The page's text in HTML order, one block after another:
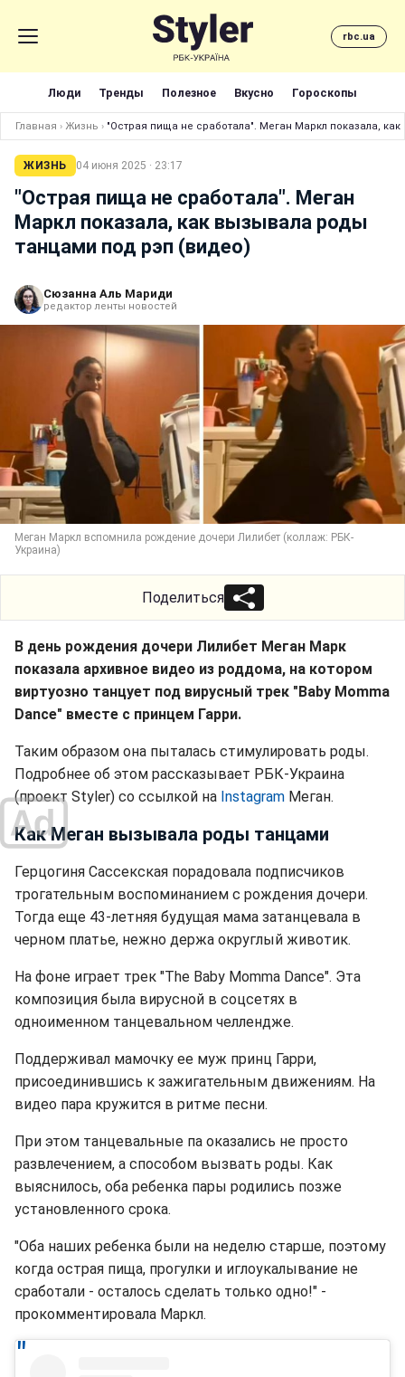
rbc.ua
Люди Тренды Полезное Вкусно Гороскопы
Главная › Жизнь › "Острая пища не сработала". Меган Маркл показала,
ЖИЗНЬ 04 июня 2025 · 23:17
"Острая пища не сработала". Меган
Маркл показала, как вызывала роды
танцами под рэп (видео)
Сюзанна Аль Мариди
редактор ленты новостей
Меган Маркл вспомнила рождение дочери Лилибет (коллаж: РБК-
Украина)
Поделиться
В день рождения дочери Лилибет Меган Марк
показала архивное видео из роддома, на котором
виртуозно танцует под вирусный трек "Baby Momma
Dance" вместе с принцем Гарри.
Таким образом она пыталась стимулировать роды.
Подробнее об этом рассказывает РБК-Украина
(проект Styler) со ссылкой на Instagram Меган.
Как Меган вызывала роды танцами
Герцогиня Сассекская порадовала подписчиков
трогательным воспоминанием с рождения дочери.
Тогда еще 43-летняя будущая мама затанцевала в
черном платье, нежно держа округлый животик.
На фоне играет трек "The Baby Momma Dance". Эта
композиция была вирусной в соцсетях в
одноименном танцевальном челлендже.
Поддерживал мамочку ее муж принц Гарри,
присоединившись к зажигательным движениям. На
видео пара кружится в ритме песни.
При этом танцевальные па оказались не просто
развлечением, а способом вызвать роды. Как
выяснилось, оба ребенка пары родились позже
установленного срока.
"Оба наших ребенка были на неделю старше, поэтому
когда острая пища, прогулки и иглоукалывание не
сработали - осталось сделать только одно!" -
прокомментировала Маркл.